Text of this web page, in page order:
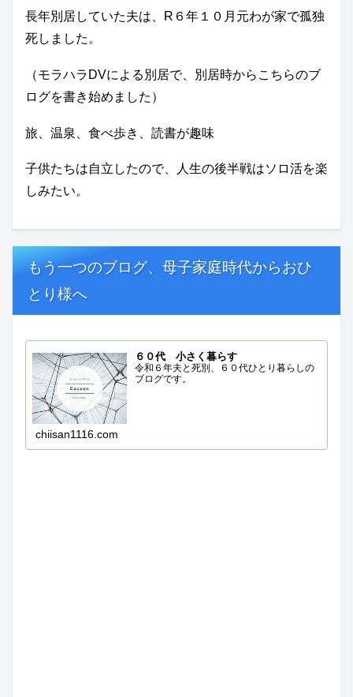
長年別居していた夫は、R６年１０月元わが家で孤独
死しました。
（モラハラDVによる別居で、別居時からこちらのブ
ログを書き始めました）
旅、温泉、食べ歩き、読書が趣味
子供たちは自立したので、人生の後半戦はソロ活を楽
しみたい。
もう一つのブログ、母子家庭時代からおひ
とり様へ
６０代 小さく暮らす
令和６年夫と死別、６０代ひとり暮らしの
ブログです。
chiisan1116.com